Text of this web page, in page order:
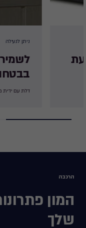
ניתן לנעילה​
דלת עם ידית
הרכבה
המון
שלך